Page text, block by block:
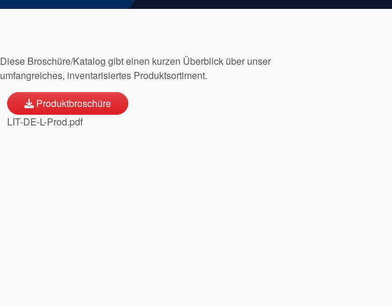
Diese Broschüre/Katalog gibt einen kurzen Überblick über unser
umfangreiches, inventarisiertes Produktsortiment.
Produktbroschüre
LIT-DE-L-Prod.pdf